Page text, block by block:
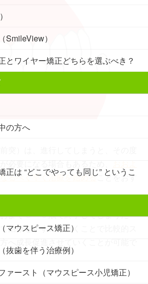
突）は、進行してしまうと、その度
必要になる場合もあるため、
るべく早く治療を始めることをおす
よそ８～９歳で終了してしまうた
治療をすすめていくことで比較的ス
へ成長促進させていくことが可能で
SmileView）
とワイヤー矯正どちらを選ぶべき？
の方へ
正は “どこでやっても同じ” というこ
マウスピース矯正）
抜歯を伴う治療例）
ァースト（マウスピース小児矯正）